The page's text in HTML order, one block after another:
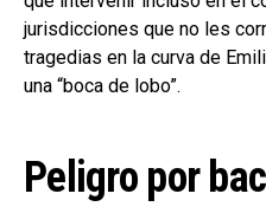
jurisdicciones que no les
tragedias en la curva de
una “boca de lobo”.
Peligro por